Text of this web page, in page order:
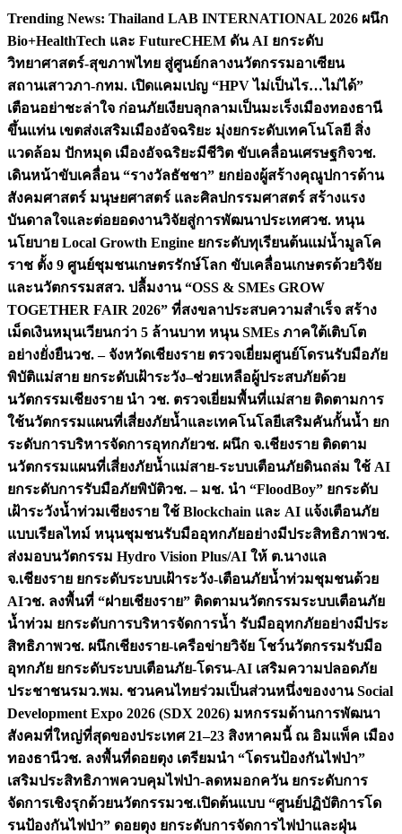
Skip
content
Trending News: Thailand LAB INTERNATIONAL 2026 ผนึก
Bio+HealthTech และ FutureCHEM ดัน AI ยกระดับ
วิทยาศาสตร์-สุขภาพไทย สู่ศูนย์กลางนวัตกรรมอาเซียน
สถานเสาวภา-กทม. เปิดแคมเปญ “HPV ไม่เป็นไร…ไม่ได้”
เตือนอย่าชะล่าใจ ก่อนภัยเงียบลุกลามเป็นมะเร็งเมืองทองธานี
ขึ้นแท่น เขตส่งเสริมเมืองอัจฉริยะ มุ่งยกระดับเทคโนโลยี สิ่ง
แวดล้อม ปักหมุด เมืองอัจฉริยะมีชีวิต ขับเคลื่อนเศรษฐกิจวช.
เดินหน้าขับเคลื่อน “รางวัลธัชชา” ยกย่องผู้สร้างคุณูปการด้าน
สังคมศาสตร์ มนุษยศาสตร์ และศิลปกรรมศาสตร์ สร้างแรง
บันดาลใจและต่อยอดงานวิจัยสู่การพัฒนาประเทศวช. หนุน
นโยบาย Local Growth Engine ยกระดับทุเรียนต้นแม่น้ำมูลโค
ราช ตั้ง 9 ศูนย์ชุมชนเกษตรรักษ์โลก ขับเคลื่อนเกษตรด้วยวิจัย
และนวัตกรรมสสว. ปลื้มงาน “OSS & SMEs GROW
TOGETHER FAIR 2026” ที่สงขลาประสบความสำเร็จ สร้าง
เม็ดเงินหมุนเวียนกว่า 5 ล้านบาท หนุน SMEs ภาคใต้เติบโต
อย่างยั่งยืนวช. – จังหวัดเชียงราย ตรวจเยี่ยมศูนย์โดรนรับมือภัย
พิบัติแม่สาย ยกระดับเฝ้าระวัง–ช่วยเหลือผู้ประสบภัยด้วย
นวัตกรรมเชียงราย นำ วช. ตรวจเยี่ยมพื้นที่แม่สาย ติดตามการ
ใช้นวัตกรรมแผนที่เสี่ยงภัยน้ำและเทคโนโลยีเสริมคันกั้นน้ำ ยก
ระดับการบริหารจัดการอุทกภัยวช. ผนึก จ.เชียงราย ติดตาม
นวัตกรรมแผนที่เสี่ยงภัยน้ำแม่สาย-ระบบเตือนภัยดินถล่ม ใช้ AI
ยกระดับการรับมือภัยพิบัติวช. – มช. นำ “FloodBoy” ยกระดับ
เฝ้าระวังน้ำท่วมเชียงราย ใช้ Blockchain และ AI แจ้งเตือนภัย
แบบเรียลไทม์ หนุนชุมชนรับมืออุทกภัยอย่างมีประสิทธิภาพวช.
ส่งมอบนวัตกรรม Hydro Vision Plus/AI ให้ ต.นางแล
จ.เชียงราย ยกระดับระบบเฝ้าระวัง-เตือนภัยน้ำท่วมชุมชนด้วย
AIวช. ลงพื้นที่ “ฝายเชียงราย” ติดตามนวัตกรรมระบบเตือนภัย
น้ำท่วม ยกระดับการบริหารจัดการน้ำ รับมืออุทกภัยอย่างมีประ
สิทธิภาพวช. ผนึกเชียงราย-เครือข่ายวิจัย โชว์นวัตกรรมรับมือ
อุทกภัย ยกระดับระบบเตือนภัย-โดรน-AI เสริมความปลอดภัย
ประชาชนรมว.พม. ชวนคนไทยร่วมเป็นส่วนหนึ่งของงาน Social
Development Expo 2026 (SDX 2026) มหกรรมด้านการพัฒนา
สังคมที่ใหญ่ที่สุดของประเทศ 21–23 สิงหาคมนี้ ณ อิมแพ็ค เมือง
ทองธานีวช. ลงพื้นที่ดอยตุง เตรียมนำ “โดรนป้องกันไฟป่า”
เสริมประสิทธิภาพควบคุมไฟป่า-ลดหมอกควัน ยกระดับการ
จัดการเชิงรุกด้วยนวัตกรรมวช.เปิดต้นแบบ “ศูนย์ปฏิบัติการโด
รนป้องกันไฟป่า” ดอยตุง ยกระดับการจัดการไฟป่าและฝุ่น